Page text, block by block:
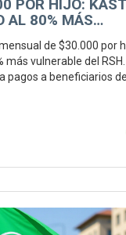
POR HIJO: KAST
AL 80% MÁS
de $30.000 por
vulnerable del RSH.
pagos a beneficiarios